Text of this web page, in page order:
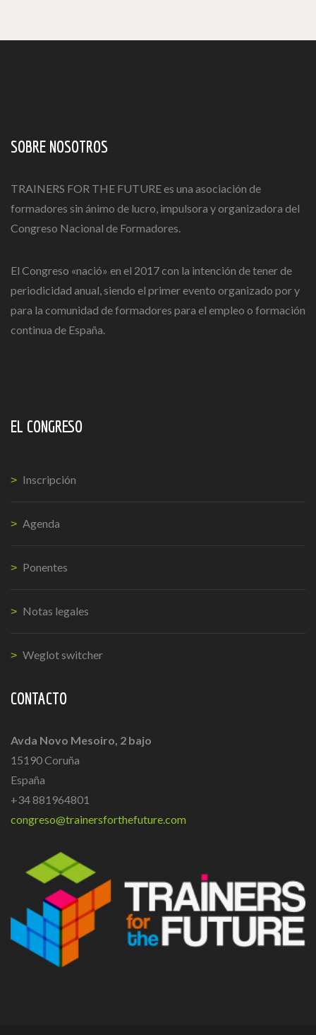
SOBRE NOSOTROS
TRAINERS FOR THE FUTURE es una asociación de
formadores sin ánimo de lucro, impulsora y organizadora del
Congreso Nacional de Formadores.
El Congreso «nació» en el 2017 con la intención de tener de
periodicidad anual, siendo el primer evento organizado por y
para la comunidad de formadores para el empleo o formación
continua de España.
EL CONGRESO
Inscripción
Agenda
Ponentes
Notas legales
Weglot switcher
CONTACTO
Avda Novo Mesoiro, 2 bajo
15190 Coruña
España
+34 881964801
congreso@trainersforthefuture.com